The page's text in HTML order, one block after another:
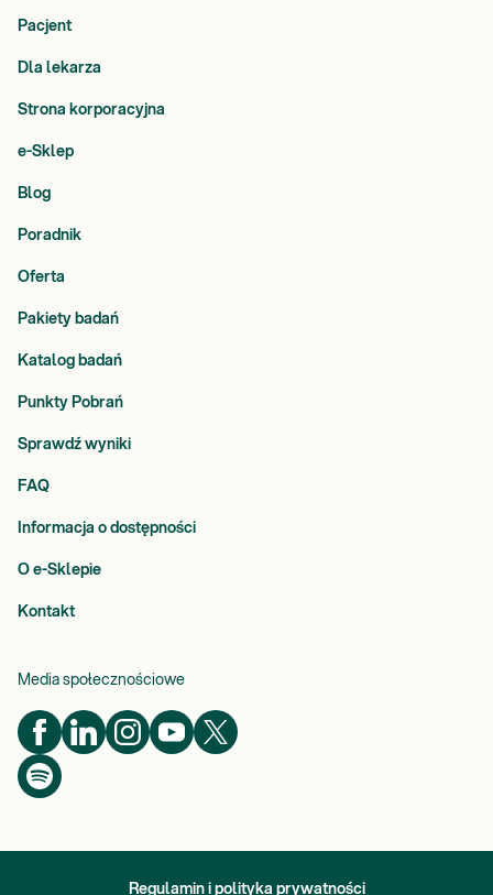
Pacjent
Dla lekarza
Strona korporacyjna
e-Sklep
Blog
Poradnik
Oferta
Pakiety badań
Katalog badań
Punkty Pobrań
Sprawdź wyniki
FAQ
Informacja o dostępności
O e-Sklepie
Kontakt
Media społecznościowe
Regulamin i polityka prywatności